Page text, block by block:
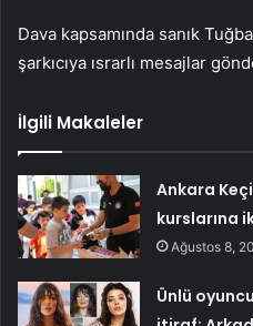
Dava kapsamında sanık
şarkıcıya ısrarlı mesajlar
İlgili Makaleler
Ankara
kurslarına
Ağustos 8,
Ünlü